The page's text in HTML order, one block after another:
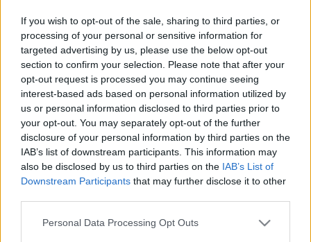
If you wish to opt-out of the sale, sharing to third parties, or
processing of your personal or sensitive information for
targeted advertising by us, please use the below opt-out
section to confirm your selection. Please note that after your
opt-out request is processed you may continue seeing
interest-based ads based on personal information utilized by
us or personal information disclosed to third parties prior to
your opt-out. You may separately opt-out of the further
disclosure of your personal information by third parties on the
IAB’s list of downstream participants. This information may
also be disclosed by us to third parties on the IAB’s List of
Downstream Participants that may further disclose it to other
Please note that this website/app uses one or more Google
Personal Data Processing Opt Outs